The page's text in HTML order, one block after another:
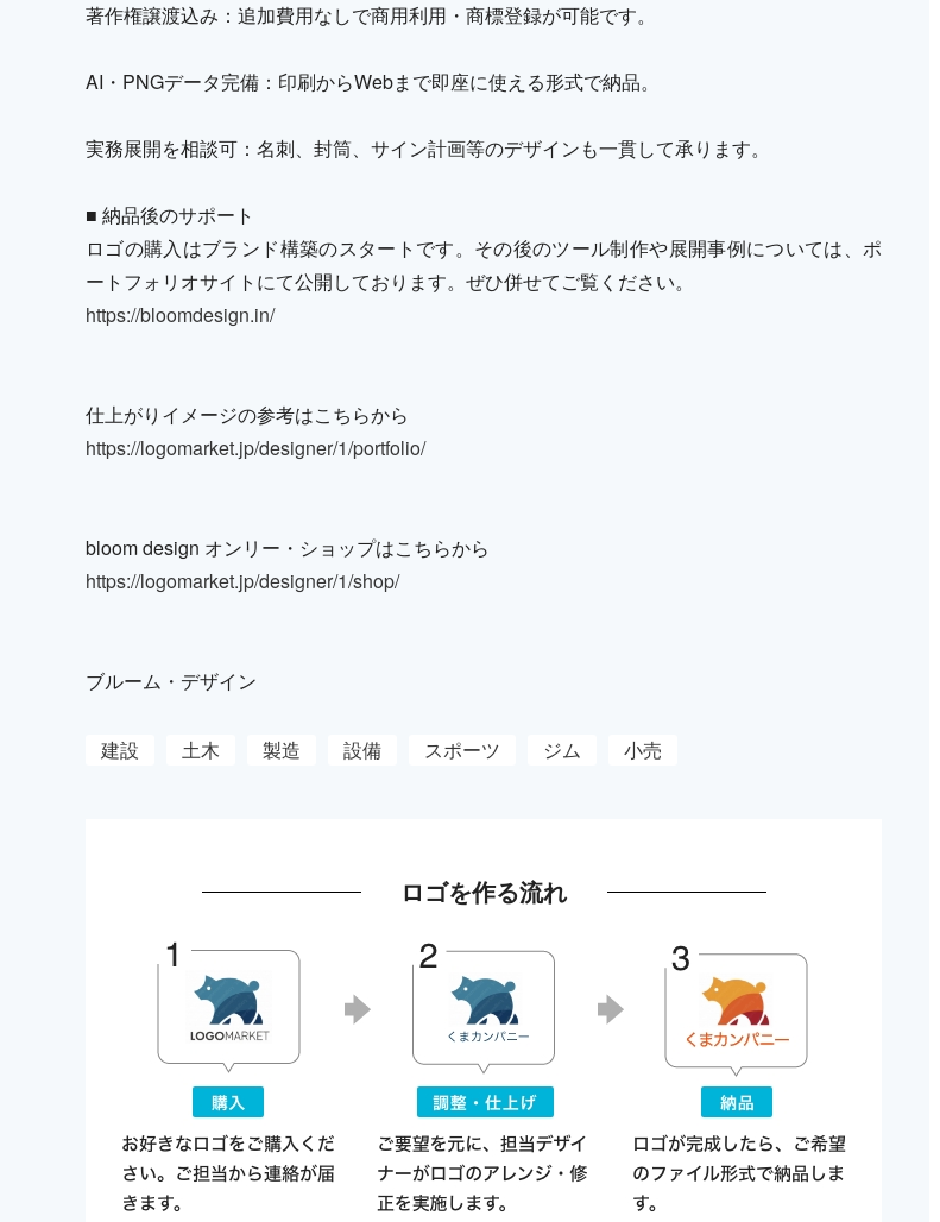
著作権譲渡込み：追加費用なしで商用利用・商標登録が可能です。
AI・PNGデータ完備：印刷からWebまで即座に使える形式で納品。
実務展開を相談可：名刺、封筒、サイン計画等のデザインも一貫して承ります。
■ 納品後のサポート
ロゴの購入はブランド構築のスタートです。その後のツール制作や展開事例については、ポ
ートフォリオサイトにて公開しております。ぜひ併せてご覧ください。
https://bloomdesign.in/
仕上がりイメージの参考はこちらから
https://logomarket.jp/designer/1/portfolio/
bloom design オンリー・ショップはこちらから
https://logomarket.jp/designer/1/shop/
ブルーム・デザイン
建設 土木 製造 設備 スポーツ ジム 小売
ロゴを作る流れ